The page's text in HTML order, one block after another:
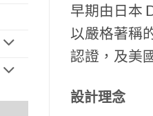
早期由日本
以嚴格著稱
認證，及美
設計理念